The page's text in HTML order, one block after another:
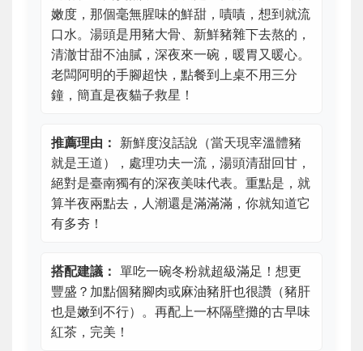
嫩度，那個毫無腥味的鮮甜，嘖嘖，想到就流
口水。湯頭是用豬大骨、新鮮豬雜下去熬的，
清澈甘甜不油膩，深夜來一碗，暖胃又暖心。
老闆阿明的手腳超快，點餐到上桌不用三分
鐘，簡直是夜貓子救星！
推薦理由： 新鮮度沒話說（當天現宰溫體豬
就是王道），處理功夫一流，湯頭清甜回甘，
絕對是臺南獨有的深夜美味代表。重點是，就
算半夜兩點去，人潮還是滿滿滿，你就知道它
有多夯！
搭配建議： 單吃一碗冬粉就超級滿足！想更
豐盛？加點個豬腳肉或麻油豬肝也很讚（豬肝
也是嫩到不行）。再配上一杯隔壁攤的古早味
紅茶，完美！